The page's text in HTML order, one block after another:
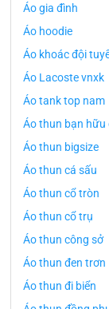
Áo gia đình
Áo hoodie
Áo khoác đội
Áo Lacoste vnxk
Áo tank top nam
Áo thun bạn hữu
Áo thun bigsize
Áo thun cá sấu
Áo thun cổ tròn
Áo thun cổ trụ
Áo thun công sở
Áo thun đen trơn
Áo thun đi biển